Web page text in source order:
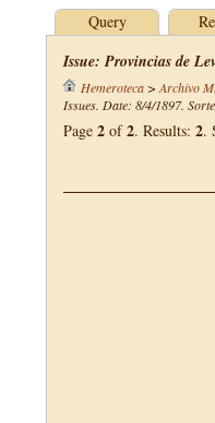
Query
Issue: Provincias de
Hemeroteca> Archivo
Issues. Date: 8/4/1897.
Page 2 of2. Results: 2.